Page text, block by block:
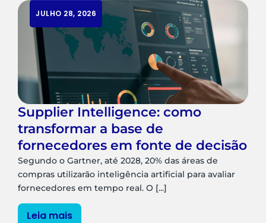
JULHO 28, 2026
Supplier Intelligence: como
transformar a base de
fornecedores em fonte de decisão
Segundo o Gartner, até 2028, 20% das áreas de
compras utilizarão inteligência artificial para avaliar
fornecedores em tempo real. O [...]
Leia mais